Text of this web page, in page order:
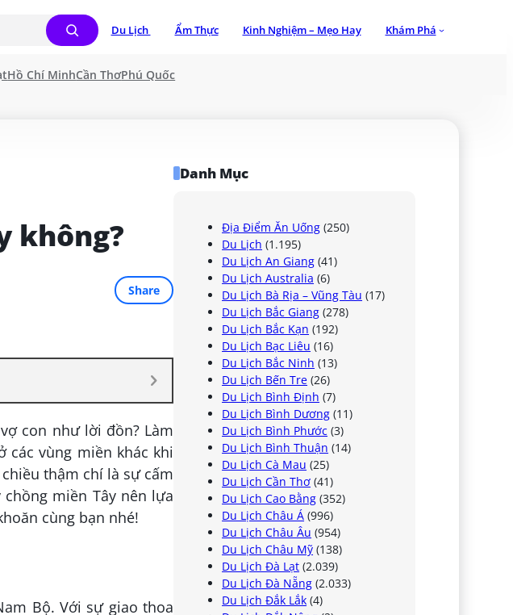
Du Lịch Ẩm Thực Kinh Nghiệm – Mẹo Hay Khám Phá
Hồ Chí MinhCần ThơPhú Quốc
không?
Share
con như lời đồn? Làm
các vùng miền khác khi
thậm chí là sự cấm
miền Tây nên lựa
cùng bạn nhé!
Bộ. Với sự giao thoa
Danh Mục
Địa Điểm Ăn Uống (250)
Du Lịch (1.195)
Du Lịch An Giang (41)
Du Lịch Australia (6)
Du Lịch Bà Rịa – Vũng Tàu (17)
Du Lịch Bắc Giang (278)
Du Lịch Bắc Kạn (192)
Du Lịch Bạc Liêu (16)
Du Lịch Bắc Ninh (13)
Du Lịch Bến Tre (26)
Du Lịch Bình Định (7)
Du Lịch Bình Dương (11)
Du Lịch Bình Phước (3)
Du Lịch Bình Thuận (14)
Du Lịch Cà Mau (25)
Du Lịch Cần Thơ (41)
Du Lịch Cao Bằng (352)
Du Lịch Châu Á (996)
Du Lịch Châu Âu (954)
Du Lịch Châu Mỹ (138)
Du Lịch Đà Lạt (2.039)
Du Lịch Đà Nẵng (2.033)
Du Lịch Đắk Lắk (4)